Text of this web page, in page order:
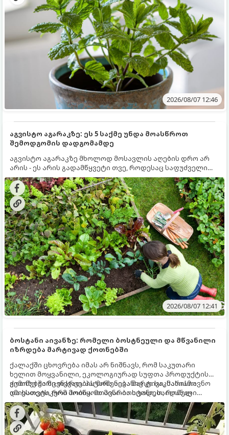
2026/08/07 12:46
აგვისტო აგარაკზე: ეს 5 საქმე უნდა მოასწროთ
შემოდგომის დადგომამდე
აგვისტო აგარაკზე მხოლოდ მოსავლის აღების დრო არ
არის - ეს არის გადამწყვეტი თვე, როდესაც საფუძველი
ეყრება მომავალი წლის მოსავალს და ბაღი მზადდება
შემოდგომა-ზამთრის სეზონისთვის. იმისათვის, რომ
ნიადაგმა ენერგია აღიდგინოს, ხოლო მცენარეებმა
ზამთარს გაუძლონ, აგვისტოს ბოლომდე 5
მნიშვნელოვანი საქმის გაკეთება უნდა მოასწროთ:
2026/08/07 12:41
ბოსტანი აივანზე: რომელი ბოსტნეული და მწვანილი
იზრდება მარტივად ქოთნებში
ქალაქში ცხოვრება იმას არ ნიშნავს, რომ საკუთარი
ხელით მოყვანილი, ეკოლოგიურად სუფთა პროდუქტის
გემოზე უარი თქვათ. პატარა აივანიც კი საკმარისია
იმისათვის, რომ მოიწყოთ მინი-ბოსტანი, საიდანაც
ყოველდღიურად ახალ, არომატულ მწვანილსა და
ბოსტნეულს მოკრეფთ.
ქოთნებში მცენარეების მოშენება მარტივი, სასიამოვნო
და ესთეტიკური ჰობია. მთავარია იცოდეთ, რომელი
კულტურები ეგუებიან ქოთნის პირობებს ყველაზე კარგად
და როგორ მოუაროთ მათ სწორად.